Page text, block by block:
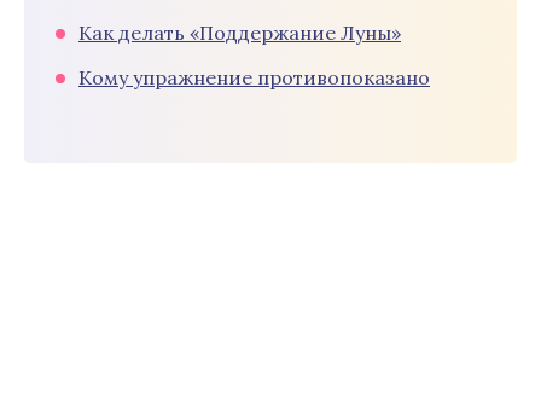
Как делать «Поддержание Луны»
Кому упражнение противопоказано